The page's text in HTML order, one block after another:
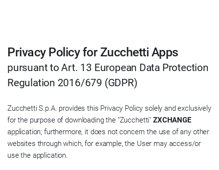
Privacy Policy for Zucchetti Apps
pursuant to Art. 13 European Data Protection
Regulation 2016/679 (GDPR)
Zucchetti S.p.A. provides this Privacy Policy solely and exclusively
for the purpose of downloading the "Zucchetti" ZXCHANGE
application; furthermore, it does not concern the use of any other
websites through which, for example, the User may access/or
use the application.